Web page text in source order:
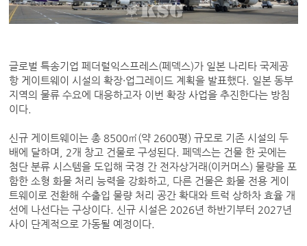
글로벌 특송기업 페더럴익스프레스(페덱스)가 일본 나리타 국제공
항 게이트웨이 시설의 확장·업그레이드 계획을 발표했다. 일본 동부
지역의 물류 수요에 대응하고자 이번 확장 사업을 추진한다는 방침
이다.
신규 게이트웨이는 총 8500㎡(약 2600평) 규모로 기존 시설의 두
배에 달하며, 2개 창고 건물로 구성된다. 페덱스는 건물 한 곳에는
첨단 분류 시스템을 도입해 국경 간 전자상거래(이커머스) 물량을 포
함한 소형 화물 처리 능력을 강화하고, 다른 건물은 화물 전용 게이
트웨이로 전환해 수출입 물량 처리 공간 확대와 트럭 상하차 효율 개
선에 나선다는 구상이다. 신규 시설은 2026년 하반기부터 2027년
사이 단계적으로 가동될 예정이다.